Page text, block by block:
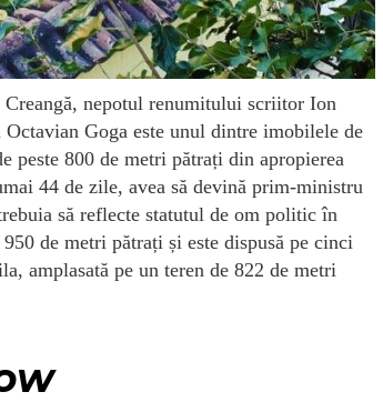
nepotul renumitului scriitor Ion
Goga este unul dintre imobilele de
peste 800 de metri pătrați din apropierea
44 de zile, avea să devină prim-ministru
să reflecte statutul de om politic în
de metri pătrați și este dispusă pe cinci
amplasată pe un teren de 822 de metri